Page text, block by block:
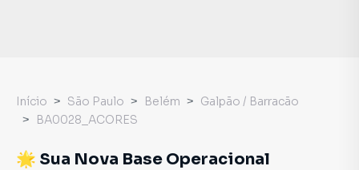
Início São Paulo Belém
Galpão / Barracão
BA0028_ACORES
🌟 Sua Nova Base Operacional